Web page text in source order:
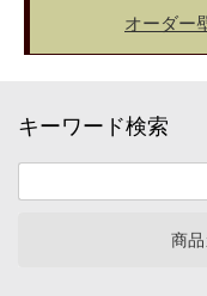
オーダー
キーワード検索
商